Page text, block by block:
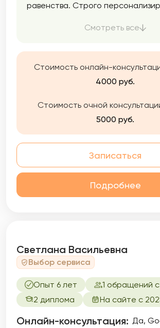
равенства. Строго
и работа строится по принципу
отношения с окружающими,
поддержку в тяжелой ситуации и
Смотреть все
Стоимость онлайн-
4000 руб.
Стоимость очной
5000 руб.
Записаться
Подробнее
Светлана Васильевна
Выбор сервиса
Опыт 6 лет
1 обращений
2 диплома
На сайте с
Онлайн-консультация: Да,